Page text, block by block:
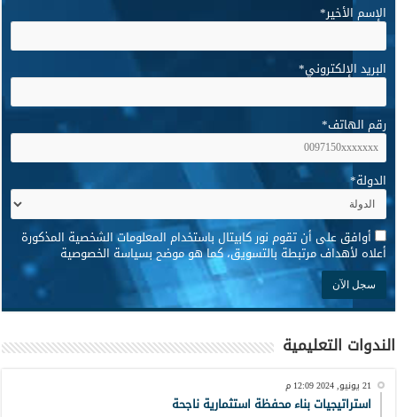
الإسم الأخير*
البريد الإلكتروني*
رقم الهاتف*
الدولة*
* أوافق على أن تقوم نور كابيتال باستخدام المعلومات الشخصية المذكورة
أعلاه لأهداف مرتبطة بالتسويق، كما هو موضح بسياسة الخصوصية
الندوات التعليمية
21 يونيو, 2024 12:09 م
استراتيجيات بناء محفظة استثمارية ناجحة